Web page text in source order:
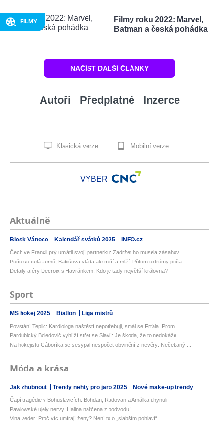
FILMY
Filmy roku 2022: Marvel,
Batman a česká pohádka
NAČÍST DALŠÍ ČLÁNKY
Autoři Předplatné Inzerce
Klasická verze Mobilní verze
VÝBĚR
Aktuálně
Blesk Vánoce Kalendář svátků 2025 INFO.cz
Čech ve Francii prý umlátil svojí partnerku: Zadržet ho musela zásahov...
Peče se celá země, Babišova vláda ale mlčí a mlží. Přitom extrémy poča...
Detaily aféry Decroix s Havránkem: Kdo je tady největší královna?
Sport
MS hokej 2025 Biatlon Liga mistrů
Povstání Teplic: Kardiologa naštěstí nepotřebuji, smál se Frťala. Prom...
Pardubický Boledovič vyhlíží střet se Slavií: Je škoda, že to nedokáže...
Na hokejistu Gáboríka se sesypal nespočet obvinění z nevěry: Nečekaný ...
Móda a krása
Jak zhubnout Trendy nehty pro jaro 2025 Nové make-up trendy
Čapí tragédie v Bohuslavicích: Bohdan, Radovan a Amálka uhynuli
Pawlowské ujely nervy: Halina nařčena z podvodu!
Vlna veder: Proč víc umírají ženy? Není to o „slabším pohlaví“